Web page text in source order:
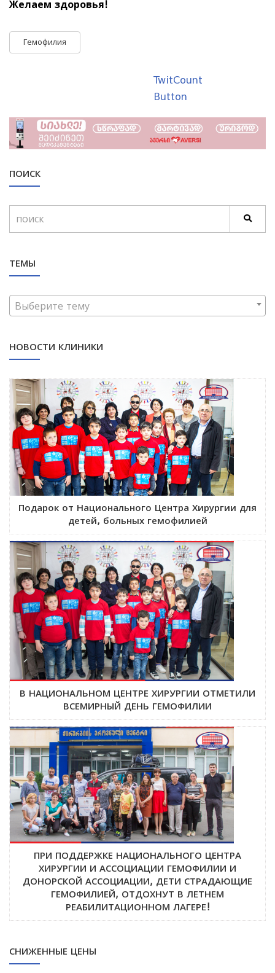
Желаем здоровья!
Гемофилия
TwitCount
Button
ПОИСК
ТЕМЫ
Выберите тему
НОВОСТИ КЛИНИКИ
Подарок от Национального Центра Хирургии для
детей, больных гемофилией
В НАЦИОНАЛЬНОМ ЦЕНТРЕ ХИРУРГИИ ОТМЕТИЛИ
ВСЕМИРНЫЙ ДЕНЬ ГЕМОФИЛИИ
ПРИ ПОДДЕРЖКЕ НАЦИОНАЛЬНОГО ЦЕНТРА
ХИРУРГИИ И АССОЦИАЦИИ ГЕМОФИЛИИ И
ДОНОРСКОЙ АССОЦИАЦИИ, ДЕТИ СТРАДАЮЩИЕ
ГЕМОФИЛИЕЙ, ОТДОХНУТ В ЛЕТНЕМ
РЕАБИЛИТАЦИОННОМ ЛАГЕРЕ!
СНИЖЕННЫЕ ЦЕНЫ